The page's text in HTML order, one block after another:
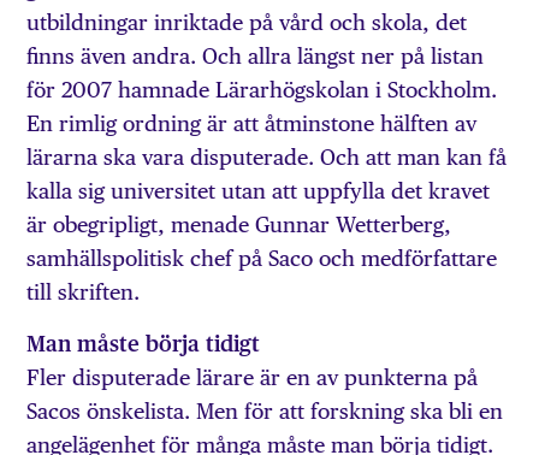
utbildningar inriktade på vård och skola, det
finns även andra. Och allra längst ner på listan
för 2007 hamnade Lärarhögskolan i Stockholm.
En rimlig ordning är att åtminstone hälften av
lärarna ska vara disputerade. Och att man kan få
kalla sig universitet utan att uppfylla det kravet
är obegripligt, menade Gunnar Wetterberg,
samhällspolitisk chef på Saco och medförfattare
till skriften.
Man måste börja tidigt
Fler disputerade lärare är en av punkterna på
Sacos önskelista. Men för att forskning ska bli en
angelägenhet för många måste man börja tidigt.